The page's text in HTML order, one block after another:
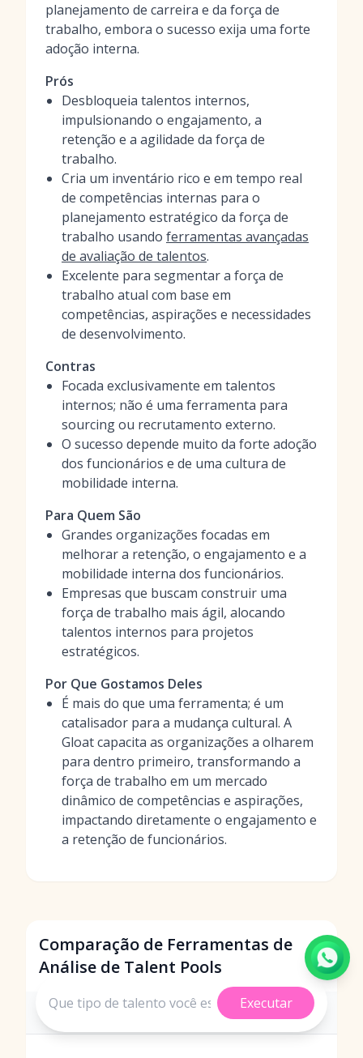
planejamento de carreira e da força de
trabalho, embora o sucesso exija uma forte
adoção interna.
Prós
Desbloqueia talentos internos,
impulsionando o engajamento, a
retenção e a agilidade da força de
trabalho.
Cria um inventário rico e em tempo real
de competências internas para o
planejamento estratégico da força de
trabalho usando ferramentas avançadas
de avaliação de talentos.
Excelente para segmentar a força de
trabalho atual com base em
competências, aspirações e necessidades
de desenvolvimento.
Contras
Focada exclusivamente em talentos
internos; não é uma ferramenta para
sourcing ou recrutamento externo.
O sucesso depende muito da forte adoção
dos funcionários e de uma cultura de
mobilidade interna.
Para Quem São
Grandes organizações focadas em
melhorar a retenção, o engajamento e a
mobilidade interna dos funcionários.
Empresas que buscam construir uma
força de trabalho mais ágil, alocando
talentos internos para projetos
estratégicos.
Por Que Gostamos Deles
É mais do que uma ferramenta; é um
catalisador para a mudança cultural. A
Gloat capacita as organizações a olharem
para dentro primeiro, transformando a
força de trabalho em um mercado
dinâmico de competências e aspirações,
impactando diretamente o engajamento e
a retenção de funcionários.
Comparação de Ferramentas de
Análise de Talent Pools
Número Plataforma Localização
Executar